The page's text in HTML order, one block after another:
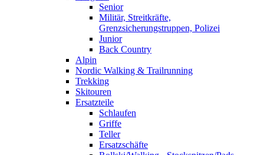
Senior
Militär, Streitkräfte,
Grenzsicherungstruppen, Polizei
Junior
Back Country
Alpin
Nordic Walking & Trailrunning
Trekking
Skitouren
Ersatzteile
Schlaufen
Griffe
Teller
Ersatzschäfte